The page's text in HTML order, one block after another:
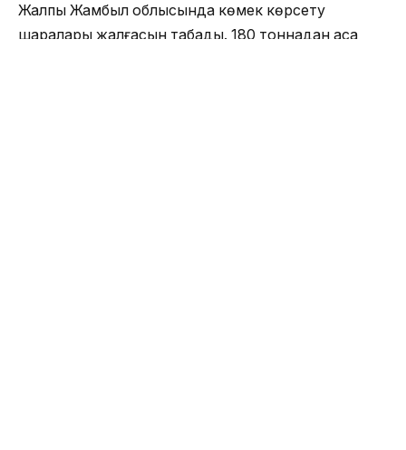
Жалпы Жамбыл облысында көмек көрсету
шаралары жалғасын табады. 180 тоннадан аса